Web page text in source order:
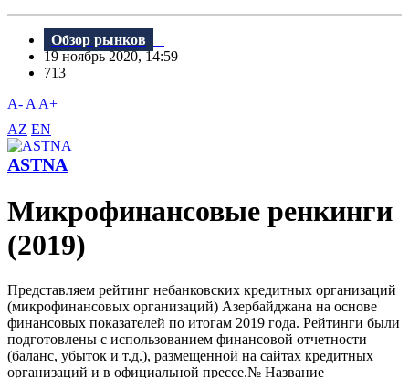
Обзор рынков
19 ноябрь 2020, 14:59
713
A- A A+
AZ EN
ASTNA
Mикрофинансовые ренкинги
(2019)
Представляем рейтинг небанковских кредитных организаций
(микрофинансовых организаций) Азербайджана на основе
финансовых показателей по итогам 2019 года. Рейтинги были
подготовлены с использованием финансовой отчетности
(баланс, убыток и т.д.), размещенной на сайтах кредитных
организаций и в официальной прессе.№ Название